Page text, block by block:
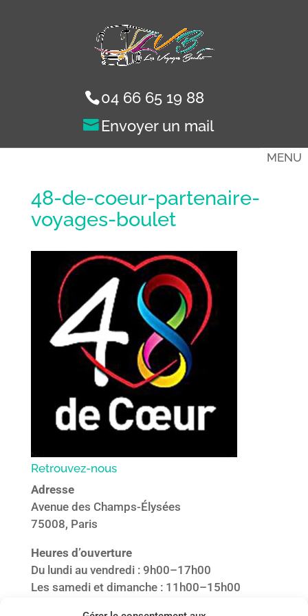
04 66 65 19 88
MENU
48-de-coeur-partenaire-
voyages-boulet
Retrouvez-nous
Adresse
Avenue des Champs-Élysées
75008, Paris
Heures d’ouverture
Du lundi au vendredi : 9h00–17h00
Les samedi et dimanche : 11h00–15h00